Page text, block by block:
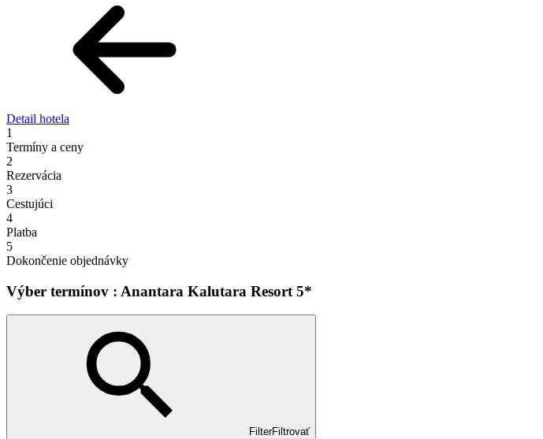
Detail hotela
1
Termíny a ceny
2
Rezervácia
3
Cestujúci
4
Platba
5
Dokončenie objednávky
Výber termínov : Anantara Kalutara Resort 5*
FilterFiltrovať